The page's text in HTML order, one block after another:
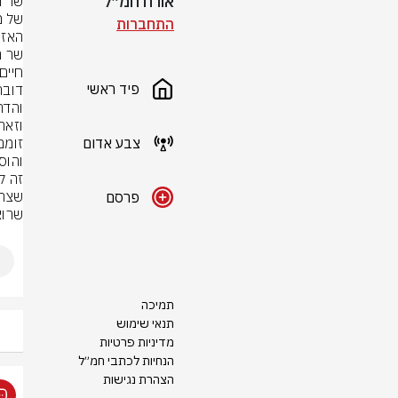
התחברות
פיד ראשי
צבע אדום
פרסם
תמיכה
תנאי שימוש
מדיניות פרטיות
הנחיות לכתבי חמ״ל
הצהרת נגישות